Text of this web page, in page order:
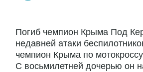
Погиб чемпион Крыма Под
недавней атаки
чемпион Крыма по
С восьмилетней дочерью он